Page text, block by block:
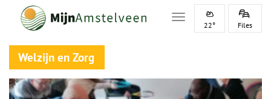
Toggle navigation
22° Files
Welzijn en Zorg